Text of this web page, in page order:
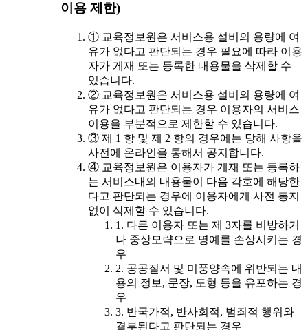
이용 제한)
① 교육정보원은 서비스용 설비의 용량에 여
유가 없다고 판단되는 경우 필요에 따라 이용
자가 게재 또는 등록한 내용물을 삭제할 수
있습니다.
② 교육정보원은 서비스용 설비의 용량에 여
유가 없다고 판단되는 경우 이용자의 서비스
이용을 부분적으로 제한할 수 있습니다.
③ 제 1 항 및 제 2 항의 경우에는 당해 사항을
사전에 온라인을 통해서 공지합니다.
④ 교육정보원은 이용자가 게재 또는 등록하
는 서비스내의 내용물이 다음 각호에 해당한
다고 판단되는 경우에 이용자에게 사전 통지
없이 삭제할 수 있습니다.
1. 다른 이용자 또는 제 3자를 비방하거
나 중상모략으로 명예를 손상시키는 경
우
2. 공공질서 및 미풍양속에 위반되는 내
용의 정보, 문장, 도형 등을 유포하는 경
우
3. 반국가적, 반사회적, 범죄적 행위와
결부된다고 판단되는 경우